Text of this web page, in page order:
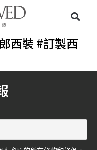
西裝 #訂製西